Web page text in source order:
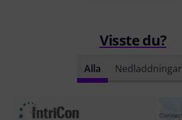
Visste du?
Alla Nedladdningar